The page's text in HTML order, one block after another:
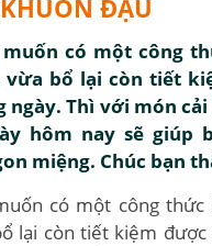
ĐẬU
có một công
vừa bổ lại còn tiết
ngày. Thì với món
hôm nay sẽ giúp
miệng. Chúc bạn
có một công thức
lại còn tiết kiệm được